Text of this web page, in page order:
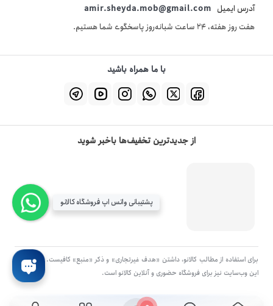
آدرس ایمیل amir.sheyda.mob@gmail.com
هفت روز هفته، ۲۴ ساعت شبانه‌روز پاسخگوی شما هستیم.
با ما همراه باشید
از جدیدترین تخفیف‌ها باخبر شوید
برای استفاده از مطالب کالانو، داشتن «هدف غیرتجاری» و ذکر «منبع» کافیست. تمام حقوق
اين وب‌سايت نیز برای فروشگاه حضوری و آنلاین کالانو است.
پشتیبانی واتس اپ فروشگاه کالانو